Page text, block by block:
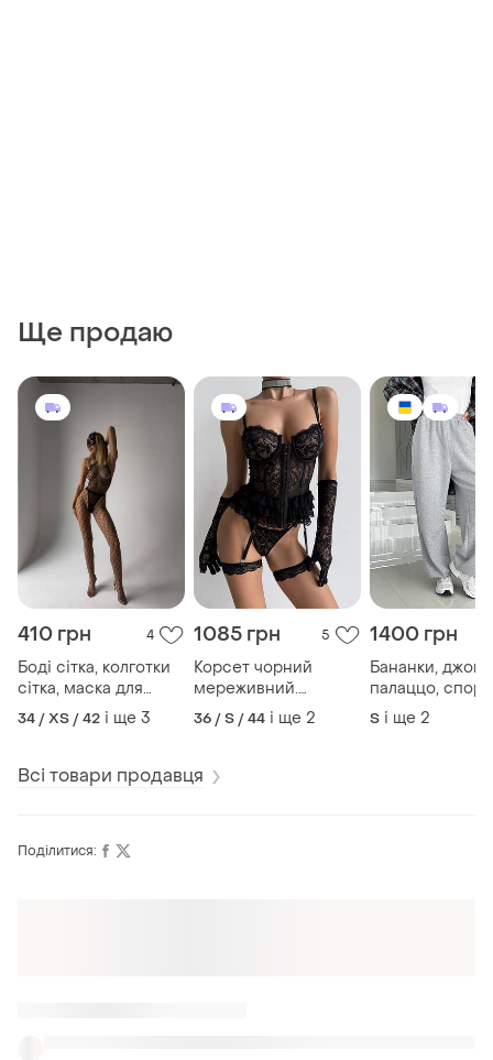
Ще продаю
410 грн 4
Боді сітка, колготки
сітка, маска для
рольових ігор. сітка
на все тіло
34 / XS / 42 і ще 3
1085 грн 5
Корсет чорний
мереживний.
гартери
36 / S / 44 і ще 2
1400 грн
Бананки,
палаццо,
штани
S і ще 2
Всі товари продавця
Поділитися: